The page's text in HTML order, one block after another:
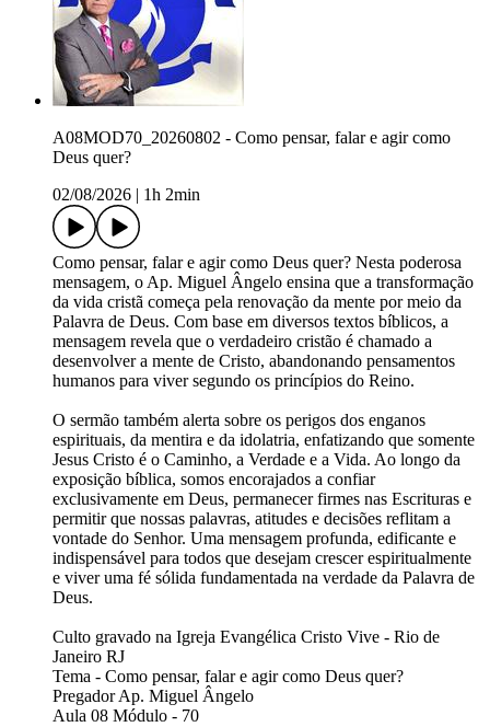
A08MOD70_20260802 - Como pensar, falar e agir como
Deus quer?
02/08/2026
1h 2min
Como pensar, falar e agir como Deus quer? Nesta poderosa
mensagem, o Ap. Miguel Ângelo ensina que a transformação
da vida cristã começa pela renovação da mente por meio da
Palavra de Deus. Com base em diversos textos bíblicos, a
mensagem revela que o verdadeiro cristão é chamado a
desenvolver a mente de Cristo, abandonando pensamentos
humanos para viver segundo os princípios do Reino.
O sermão também alerta sobre os perigos dos enganos
espirituais, da mentira e da idolatria, enfatizando que somente
Jesus Cristo é o Caminho, a Verdade e a Vida. Ao longo da
exposição bíblica, somos encorajados a confiar
exclusivamente em Deus, permanecer firmes nas Escrituras e
permitir que nossas palavras, atitudes e decisões reflitam a
vontade do Senhor. Uma mensagem profunda, edificante e
indispensável para todos que desejam crescer espiritualmente
e viver uma fé sólida fundamentada na verdade da Palavra de
Deus.
Culto gravado na Igreja Evangélica Cristo Vive - Rio de
Janeiro RJ
Tema - Como pensar, falar e agir como Deus quer?
Pregador Ap. Miguel Ângelo
Aula 08 Módulo - 70